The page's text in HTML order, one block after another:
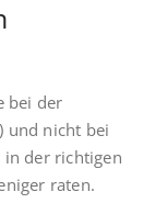
bei der
und nicht bei
der richtigen
raten.